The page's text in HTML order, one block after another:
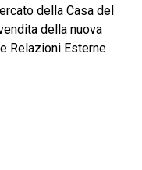
della Casa del
della nuova
Relazioni Esterne